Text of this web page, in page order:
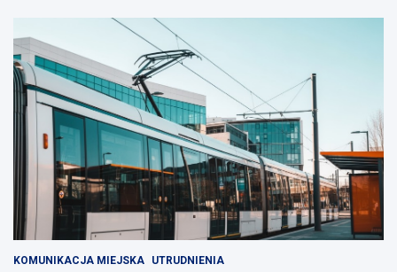
KOMUNIKACJA MIEJSKA UTRUDNIENIA